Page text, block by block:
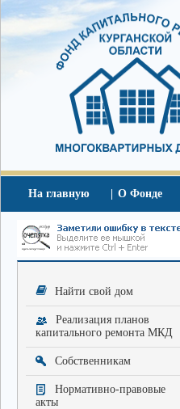
На главную О Фонде
Найти свой дом
Реализация планов
капитального ремонта МКД
Собственникам
Нормативно-правовые
акты